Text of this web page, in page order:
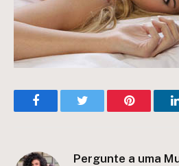
FacebookTwitter Pinterest
Pergunte a uma